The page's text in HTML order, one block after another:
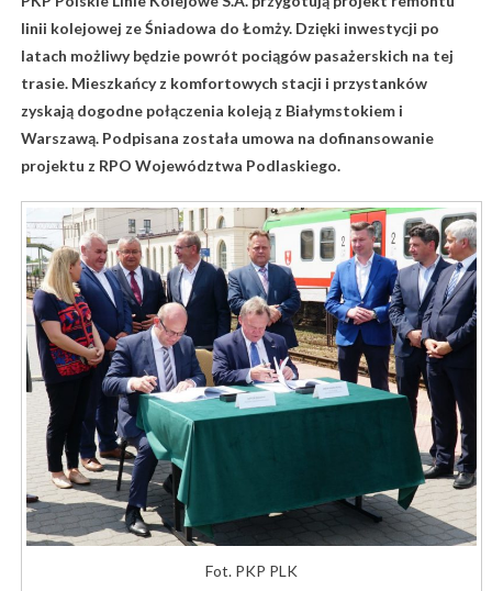
linii kolejowej ze Śniadowa do Łomży. Dzięki inwestycji po
latach możliwy będzie powrót pociągów pasażerskich na tej
trasie. Mieszkańcy z komfortowych stacji i przystanków
zyskają dogodne połączenia koleją z Białymstokiem i
Warszawą. Podpisana została umowa na dofinansowanie
projektu z RPO Województwa Podlaskiego.
Fot. PKP PLK